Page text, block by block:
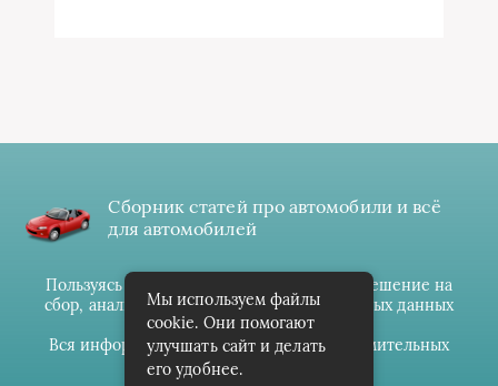
Сборник статей про автомобили и всё
для автомобилей
Пользуясь данным ресурсом вы даёте разрешение на
сбор, анализ и хранение своих персональных данных
согласноПравилам
Вся информация предоставлена в ознакомительных
целях.
Мы используем файлы
cookie. Они помогают
улучшать сайт и делать
его удобнее.